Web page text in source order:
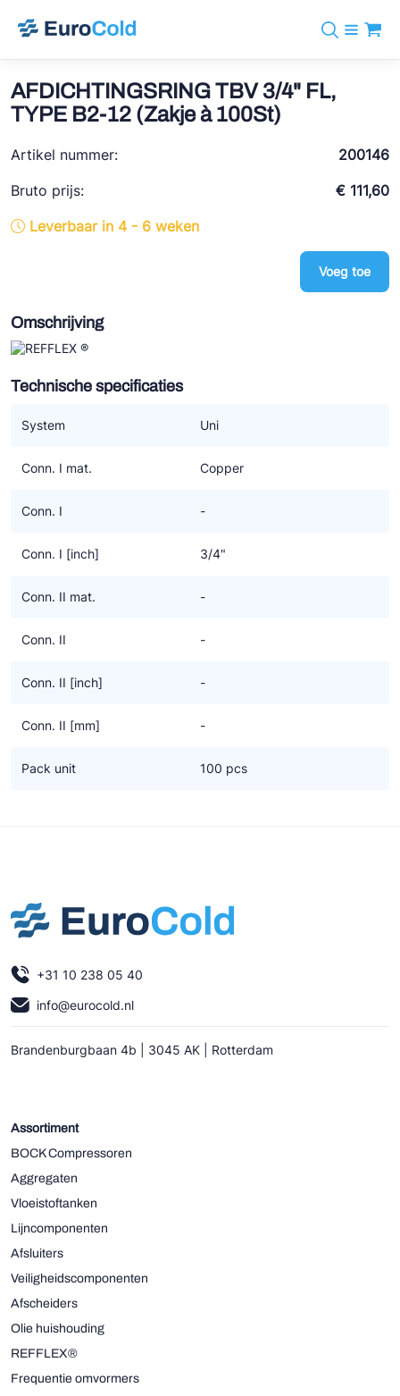
info@eurocold.nl
Merken
BOCK
REFFLEX®
Johnson Controls
Doucette Industries
Koudemiddelen
Diensten
Nieuws
Over ons
AFDICHTINGSRING TBV 3/4" FL,
TYPE B2-12 (Zakje à 100St)
Artikel nummer:
200146
Bruto prijs:
€ 111,60
Leverbaar in 4 - 6 weken
Voeg toe
Omschrijving
Technische specificaties
System Uni
Conn. I mat. Copper
Conn. I -
Conn. I [inch] 3/4"
Conn. II mat. -
Conn. II -
Conn. II [inch] -
Conn. II [mm] -
Pack unit 100 pcs
+31 10 238 05 40
info@eurocold.nl
Brandenburgbaan 4b | 3045 AK | Rotterdam
Assortiment
BOCK Compressoren
Aggregaten
Vloeistoftanken
Lijncomponenten
Afsluiters
Veiligheidscomponenten
Afscheiders
Olie huishouding
REFFLEX®
Frequentie omvormers